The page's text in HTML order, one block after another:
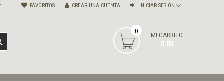
FAVORITOS INICIAR SESIÓN
CREAR UNA CUENTA
MI CARRITO
0.00
0